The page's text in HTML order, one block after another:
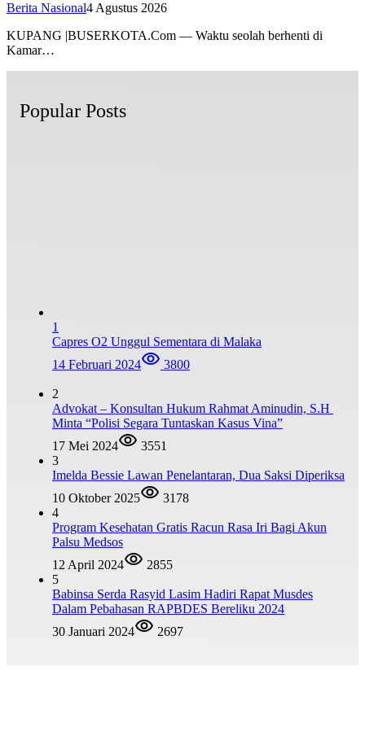
Berita Nasional4 Agustus 2026
KUPANG |BUSERKOTA.Com — Waktu seolah berhenti di
Kamar…
Popular Posts
1
Capres O2 Unggul Sementara di Malaka
14 Februari 2024
3800
2
Advokat – Konsultan Hukum Rahmat Aminudin, S.H
Minta “Polisi Segara Tuntaskan Kasus Vina”
17 Mei 2024
3551
3
Imelda Bessie Lawan Penelantaran, Dua Saksi Diperiksa
10 Oktober 2025
3178
4
Program Kesehatan Gratis Racun Rasa Iri Bagi Akun
Palsu Medsos
12 April 2024
2855
5
Babinsa Serda Rasyid Lasim Hadiri Rapat Musdes
Dalam Pebahasan RAPBDES Bereliku 2024
30 Januari 2024
2697